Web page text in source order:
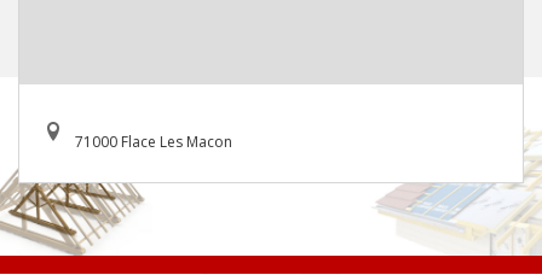
71000 Flace Les Macon